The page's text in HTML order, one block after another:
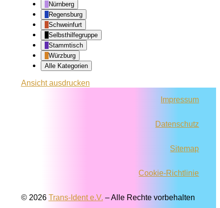
Nürnberg
Regensburg
Schweinfurt
Selbsthilfegruppe
Stammtisch
Würzburg
Alle Kategorien
Ansichtausdrucken
Impressum
Datenschutz
Sitemap
Cookie-Richtlinie
© 2026 Trans-Ident e.V. – Alle Rechte vorbehalten